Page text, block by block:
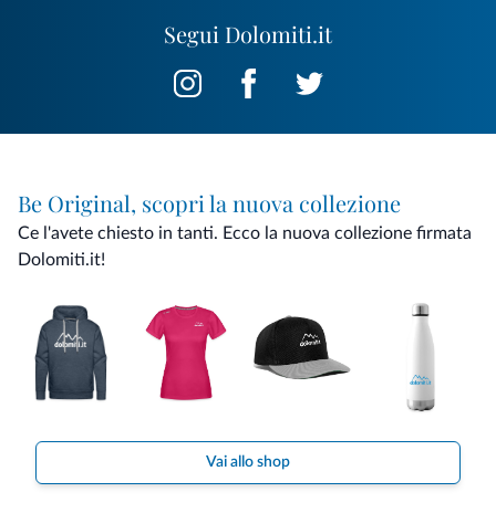
Segui Dolomiti.it
Be Original, scopri la nuova collezione
Ce l'avete chiesto in tanti. Ecco la nuova collezione firmata
Dolomiti.it!
Vai allo shop